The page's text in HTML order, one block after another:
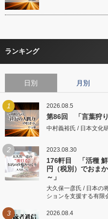
ランキング
日別 月別
1 2026.08.5
第86回 「言葉狩り
中村義裕氏 / 日本文化
2 2023.08.30
176軒目 「活種
円（税別）でおま
～」
大久保一彦氏 / 日本の
ションを支援する有限
3 2026.08.4